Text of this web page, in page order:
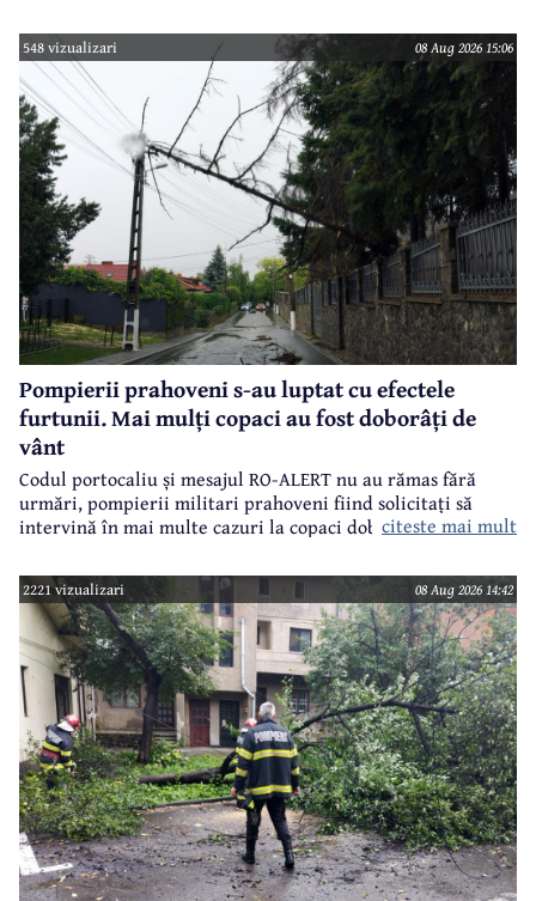
548 vizualizari 08 Aug 2026 15:06
Pompierii prahoveni s-au luptat cu efectele
furtunii. Mai mulți copaci au fost doborâți de
vânt
Codul portocaliu și mesajul RO-ALERT nu au rămas fără
urmări, pompierii militari prahoveni fiind solicitați să
intervină în mai multe cazuri la copaci doborâți în urma
citeste mai mult
2221 vizualizari 08 Aug 2026 14:42